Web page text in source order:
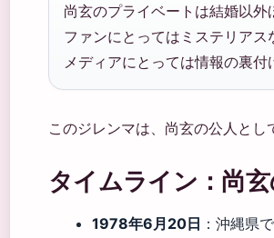
尚玄のプライベートは結婚以
ファンにとってはミステリアス
メディアにとっては情報の裏
このジレンマは、尚玄の公人と
タイムライン：尚
1978年6月20日 ：沖縄県